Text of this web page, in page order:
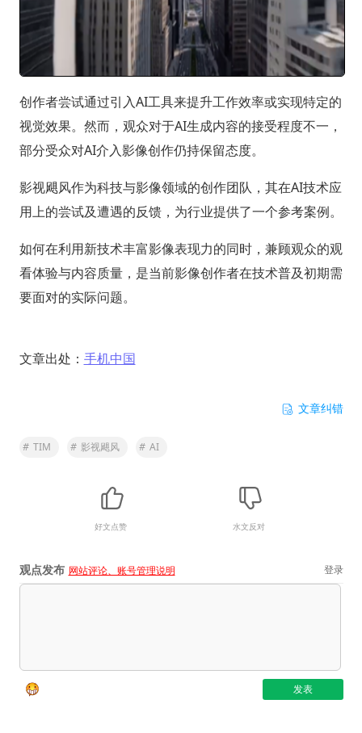
创作者尝试通过引入AI工具来提升工作效率或实现特定的
视觉效果。然而，观众对于AI生成内容的接受程度不一，
部分受众对AI介入影像创作仍持保留态度。
影视飓风作为科技与影像领域的创作团队，其在AI技术应
用上的尝试及遭遇的反馈，为行业提供了一个参考案例。
如何在利用新技术丰富影像表现力的同时，兼顾观众的观
看体验与内容质量，是当前影像创作者在技术普及初期需
要面对的实际问题。
文章出处： 手机中国
文章纠错
# TIM # 影视飓风 # AI
好文点赞 水文反对
观点发布 网站评论、账号管理说明 登录